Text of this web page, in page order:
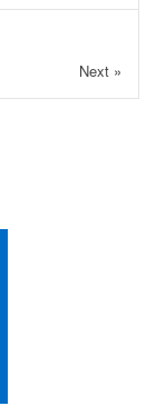
Next »